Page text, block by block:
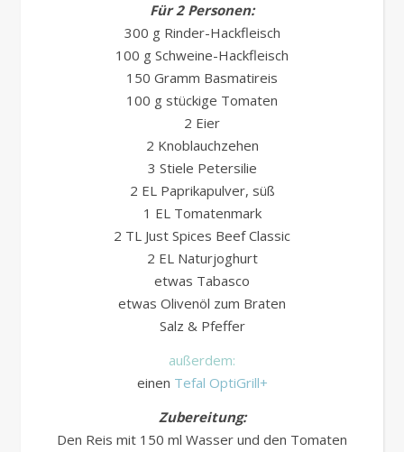
Für 2 Personen:
300 g Rinder-Hackfleisch
100 g Schweine-Hackfleisch
150 Gramm Basmatireis
100 g stückige Tomaten
2 Eier
2 Knoblauchzehen
3 Stiele Petersilie
2 EL Paprikapulver, süß
1 EL Tomatenmark
2 TL Just Spices Beef Classic
2 EL Naturjoghurt
etwas Tabasco
etwas Olivenöl zum Braten
Salz & Pfeffer
außerdem:
einen Tefal OptiGrill+
Zubereitung:
Den Reis mit 150 ml Wasser und den Tomaten